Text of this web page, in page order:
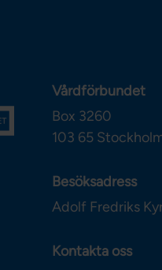
Vårdförbundet
Box 3260
103 65
Besöksadress
Adolf Fredriks
Kontakta oss